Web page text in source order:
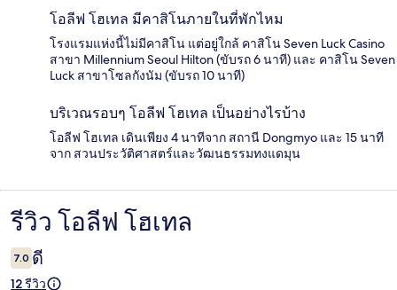
โอลีฟ โฮเทล มีคาสิโนภายในที่พักไหม
โรงแรมแห่งนี้ไม่มีคาสิโน แต่อยู่ใกล้ คาสิโน Seven Luck Casino
สาขา Millennium Seoul Hilton (ขับรถ 6 นาที) และ คาสิโน Seven
Luck สาขาโซลกังนัม (ขับรถ 10 นาที)
บริเวณรอบๆ โอลีฟ โฮเทล เป็นอย่างไรบ้าง
โอลีฟ โฮเทล เดินเพียง 4 นาทีจาก สถานี Dongmyo และ 15 นาที
จาก สวนประวัติศาสตร์และวัฒนธรรมทงแดมุน
รีวิว
รีวิว โอลีฟ โฮเทล
7.0 ดี
12 รีวิว